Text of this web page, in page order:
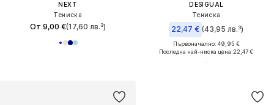
NEXT
Тениска
От 9,00 €(17,60 лв.³)
DESIGUAL
Тениска
22,47 € (43,95 лв.³)
Първоначално: 49,95 €
Последна най-ниска цена:22,47 €